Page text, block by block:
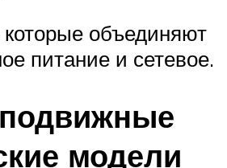
объединяют
питание и сетевое.
модели